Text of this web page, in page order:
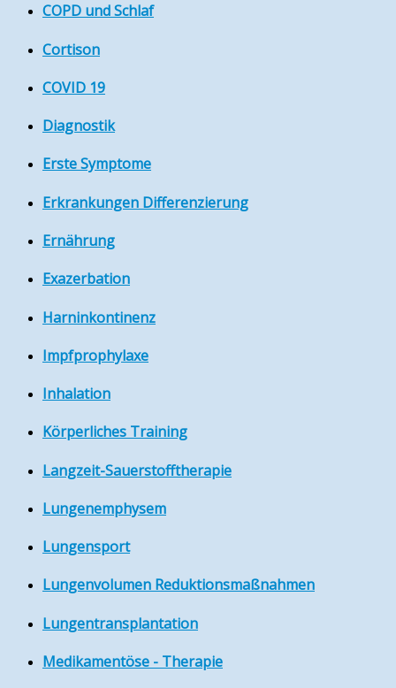
COPD und Schlaf
Cortison
COVID 19
Diagnostik
Erste Symptome
Erkrankungen Differenzierung
Ernährung
Exazerbation
Harninkontinenz
Impfprophylaxe
Inhalation
Körperliches Training
Langzeit-Sauerstofftherapie
Lungenemphysem
Lungensport
Lungenvolumen Reduktionsmaßnahmen
Lungentransplantation
Medikamentöse - Therapie